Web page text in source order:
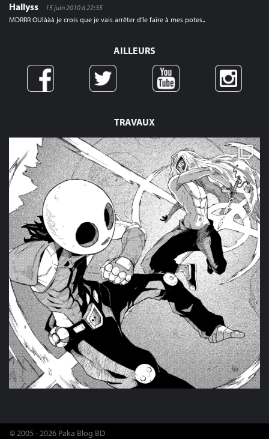
TRAVAUX
Hallyss
15 juin 2010 à 22:35
MDRRR OUlààà je crois que je vais arrêter d’le faire à mes potes..
AILLEURS
© 2005 - 2026 Paka Blog BD